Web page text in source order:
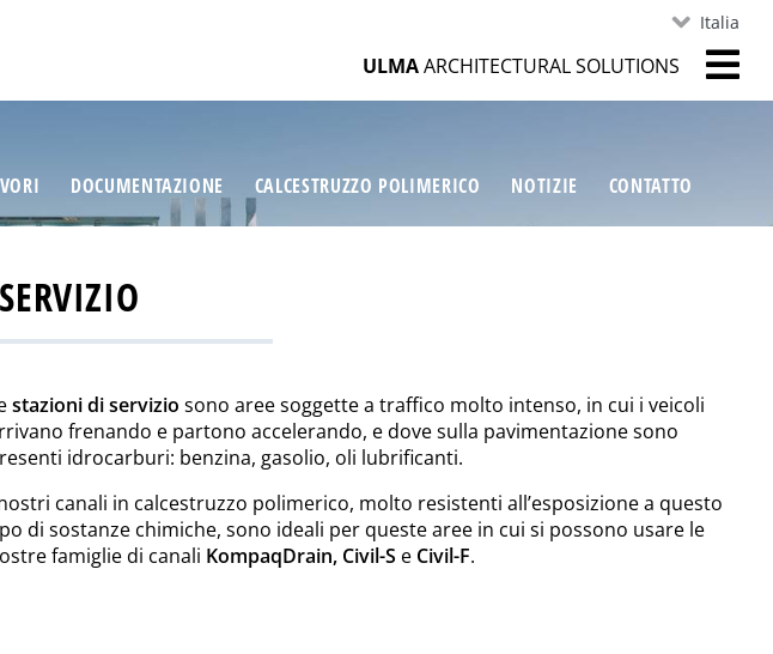
Italia
ULMAARCHITECTURAL SOLUTIONS
DOCUMENTAZIONE CALCESTRUZZO POLIMERICO NOTIZIE CONTATTO
stazioni di servizio sono aree soggette a traffico molto intenso, in cui i veicoli
frenando e partono accelerando, e dove sulla pavimentazione sono
idrocarburi: benzina, gasolio, oli lubrificanti.
canali in calcestruzzo polimerico, molto resistenti all’esposizione a questo
di sostanze chimiche, sono ideali per queste aree in cui si possono usare le
famiglie di canali KompaqDrain, Civil-S e Civil-F.